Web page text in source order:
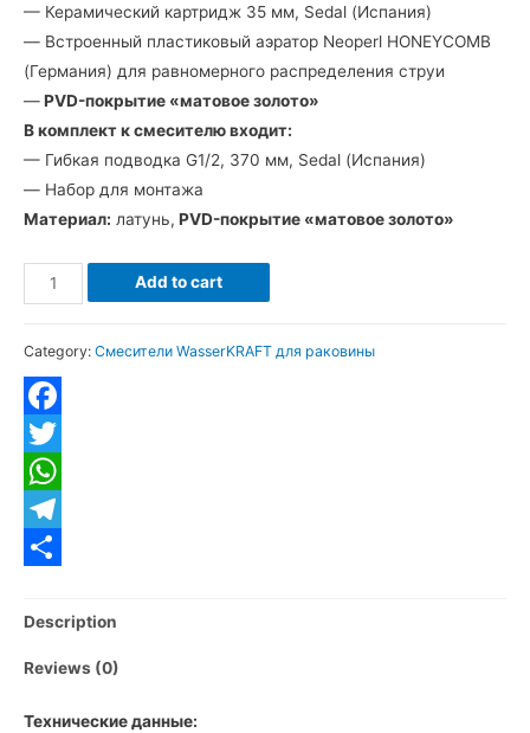
— Керамический картридж 35 мм, Sedal (Испания)
— Встроенный пластиковый аэратор Neoperl HONEYCOMB
(Германия) для равномерного распределения струи
—PVD-покрытие «матовое золото»
В комплект к смесителю входит:
— Гибкая подводка G1/2, 370 мм, Sedal (Испания)
— Набор для монтажа
Материал: латунь, PVD-покрытие «матовое золото»
5503Н
Смеситель
раковины
высокий
WasserKRAFT
Aisch
5503H
матовое
золото
quantity
Add to cart
Category: Смесители WasserKRAFT для раковины
Facebook
Twitter
WhatsApp
Telegram
Description
Reviews (0)
Технические данные: